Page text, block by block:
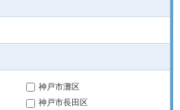
神戸市灘区
神戸市長田区